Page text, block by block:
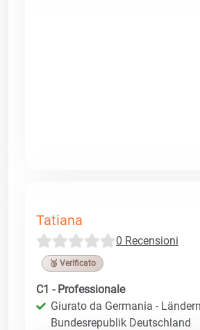
Tatiana
0 Recensioni
🥉 Verificato
C1 - Professionale
Giurato da Germania -
Bundesrepublik Deutschland